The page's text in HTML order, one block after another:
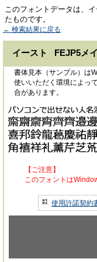
このフォントデータは、
たものです。
← 検索結果に戻る
イースト FEJP5メイ
書体見本（サンプル）は
使いいただく環境によっ
合があります。
【ご注意】
このフォントは
使用許諾契約